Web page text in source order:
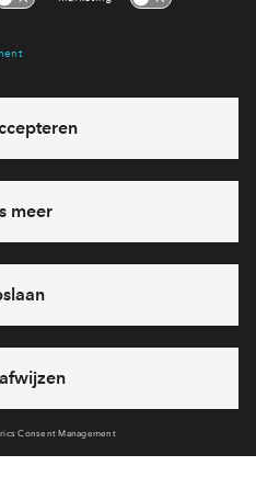
projecten
aanmelden
antwoord? Bel ons op088 -
28 46
(behalve tijdens
09:00 - 18:00 uur